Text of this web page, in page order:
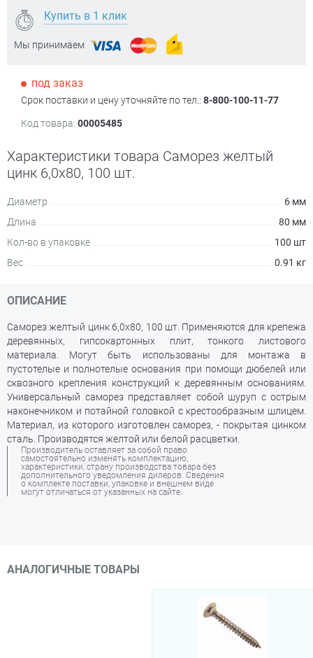
Купить в 1 клик
Мы принимаем
под заказ
Срок поставки и цену уточняйте по тел.: 8-800-100-11-77
Код товара: 00005485
Характеристики товара Саморез желтый
цинк 6,0х80, 100 шт.
Диаметр
6 мм
Длина
80 мм
Кол-во в упаковке
100 шт
Вес
0.91 кг
ОПИСАНИЕ
Саморез желтый цинк 6,0х80, 100 шт. Применяются для крепежа
деревянных, гипсокартонных плит, тонкого листового
материала. Могут быть использованы для монтажа в
пустотелые и полнотелые основания при помощи дюбелей или
сквозного крепления конструкций к деревянным основаниям.
Универсальный саморез представляет собой шуруп с острым
наконечником и потайной головкой с крестообразным шлицем.
Материал, из которого изготовлен саморез, - покрытая цинком
сталь. Производятся желтой или белой расцветки.
Производитель оставляет за собой право
самостоятельно изменять комплектацию,
характеристики, страну производства товара без
дополнительного уведомления дилеров. Сведения
о комплекте поставки, упаковке и внешнем виде
могут отличаться от указанных на сайте.
АНАЛОГИЧНЫЕ ТОВАРЫ